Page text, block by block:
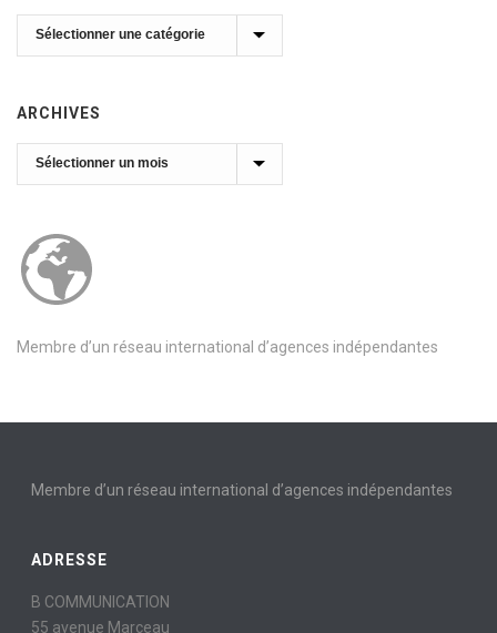
Catégories
ARCHIVES
Archives
Membre d’un réseau international d’agences indépendantes
Membre d’un réseau international d’agences indépendantes
ADRESSE
B COMMUNICATION
55 avenue Marceau